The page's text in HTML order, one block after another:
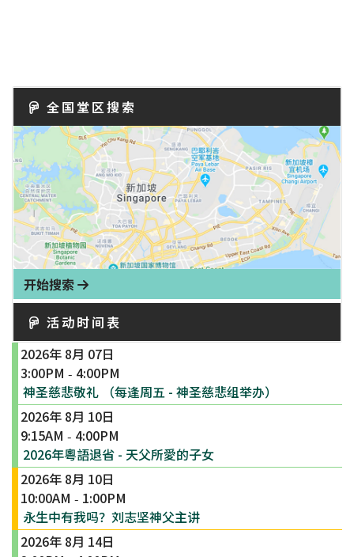
全国堂区搜索
开始搜索
活动时间表
2026年 8月 07日
3:00PM - 4:00PM
神圣慈悲敬礼 （每逢周五 - 神圣慈悲组举办）
2026年 8月 10日
9:15AM - 4:00PM
2026年粵語退省 - 天父所愛的子女
2026年 8月 10日
10:00AM - 1:00PM
永生中有我吗？刘志坚神父主讲
2026年 8月 14日